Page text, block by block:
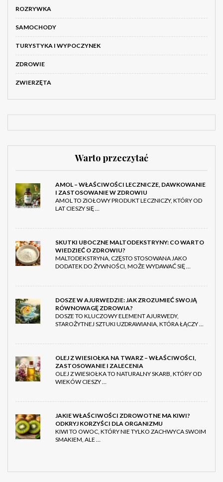
ROZRYWKA
SAMOCHODY
TURYSTYKA I WYPOCZYNEK
ZDROWIE
ZWIERZĘTA
Warto przeczytać
AMOL – WŁAŚCIWOŚCI LECZNICZE, DAWKOWANIE
I ZASTOSOWANIE W ZDROWIU
AMOL TO ZIOŁOWY PRODUKT LECZNICZY, KTÓRY OD
LAT CIESZY SIĘ …
SKUTKI UBOCZNE MALTODEKSTRYNY: CO WARTO
WIEDZIEĆ O ZDROWIU?
MALTODEKSTRYNA, CZĘSTO STOSOWANA JAKO
DODATEK DO ŻYWNOŚCI, MOŻE WYDAWAĆ SIĘ …
DOSZE W AJURWEDZIE: JAK ZROZUMIEĆ SWOJĄ
RÓWNOWAGĘ ZDROWIA?
DOSZE TO KLUCZOWY ELEMENT AJURWEDY,
STAROŻYTNEJ SZTUKI UZDRAWIANIA, KTÓRA ŁĄCZY …
OLEJ Z WIESIOŁKA NA TWARZ – WŁAŚCIWOŚCI,
ZASTOSOWANIE I ZALECENIA
OLEJ Z WIESIOŁKA TO NATURALNY SKARB, KTÓRY OD
WIEKÓW CIESZY …
JAKIE WŁAŚCIWOŚCI ZDROWOTNE MA KIWI?
ODKRYJ KORZYŚCI DLA ORGANIZMU
KIWI TO OWOC, KTÓRY NIE TYLKO ZACHWYCA SWOIM
SMAKIEM, ALE …